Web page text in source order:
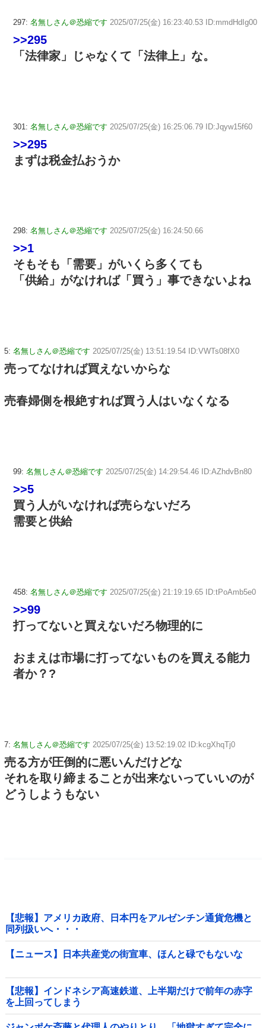
297: 名無しさん＠恐縮です 2025/07/25(金) 16:23:40.53 ID:mmdHdIg00
>>295
「法律家」じゃなくて「法律上」な。
301: 名無しさん＠恐縮です 2025/07/25(金) 16:25:06.79 ID:Jqyw15f60
>>295
まずは税金払おうか
298: 名無しさん＠恐縮です 2025/07/25(金) 16:24:50.66
>>1
そもそも「需要」がいくら多くても
「供給」がなければ「買う」事できないよね
5: 名無しさん＠恐縮です 2025/07/25(金) 13:51:19.54 ID:VWTs08fX0
売ってなければ買えないからな
売春婦側を根絶すれば買う人はいなくなる
99: 名無しさん＠恐縮です 2025/07/25(金) 14:29:54.46 ID:AZhdvBn80
>>5
買う人がいなければ売らないだろ
需要と供給
458: 名無しさん＠恐縮です 2025/07/25(金) 21:19:19.65 ID:tPoAmb5e0
>>99
打ってないと買えないだろ物理的に
おまえは市場に打ってないものを買える能力
者か？?
7: 名無しさん＠恐縮です 2025/07/25(金) 13:52:19.02 ID:kcgXhqTj0
売る方が圧倒的に悪いんだけどな
それを取り締まることが出来ないっていいのが
どうしようもない
【悲報】アメリカ政府、日本円をアルゼンチン通貨危機と
同列扱いへ・・・
【ニュース】日本共産党の街宣車、ほんと碌でもないな
【悲報】インドネシア高速鉄道、上半期だけで前年の赤字
を上回ってしまう
wwwwwwwwwwwwwwwwwwwwwwwwwwwwwwwwwww
wwwwwwwwww他